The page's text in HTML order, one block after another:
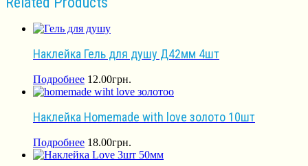
Наклейка Гель для душу Д42мм 4шт
Подробнее 12.00грн.
Наклейка Homemade with love золото 10шт
Подробнее 18.00грн.